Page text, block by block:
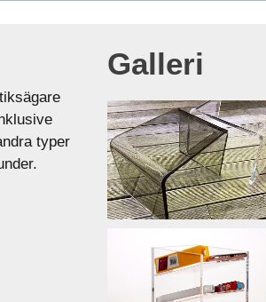
typer
Galleri